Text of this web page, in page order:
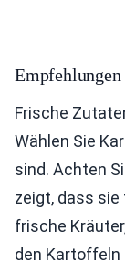
Frische
Wählen Sie
sind. Achten
zeigt, dass sie
frische
den Kartoffeln